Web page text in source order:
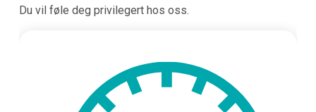
Du vil føle deg privilegert hos oss.